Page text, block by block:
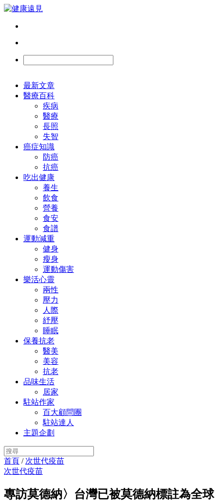
最新文章
醫療百科
疾病
醫療
長照
失智
癌症知識
防癌
抗癌
吃出健康
養生
飲食
營養
食安
食譜
運動減重
健身
瘦身
運動傷害
樂活心靈
兩性
壓力
人際
紓壓
睡眠
保養抗老
醫美
美容
抗老
品味生活
居家
駐站作家
百大顧問團
駐站達人
主題企劃
首頁 / 次世代疫苗
次世代疫苗
專訪莫德納〉台灣已被莫德納標註為全球